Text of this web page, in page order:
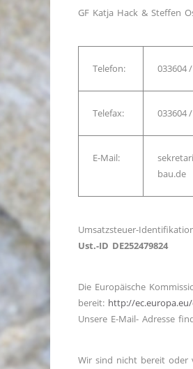
GF Katja Hack & Steffen
Telefon: 033604
Telefax: 033604
E-Mail:
bau.de
Umsatzsteuer-
Ust.-ID DE252479824
Die Europäische
bereit: http://
Unsere E-Mail- Adresse
Wir sind nicht bereit oder